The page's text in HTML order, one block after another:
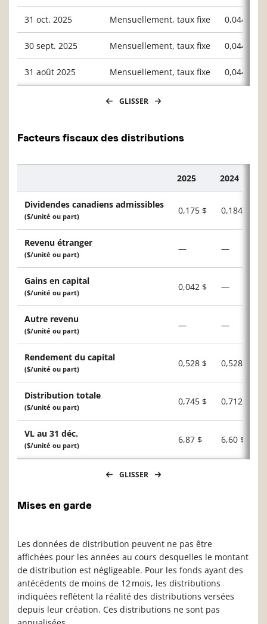
31 oct. 2025 Mensuellement, taux fixe 0,04400
30 sept. 2025 Mensuellement, taux fixe 0,04400
31 août 2025 Mensuellement, taux fixe 0,04400
GLISSER
Facteurs fiscaux des distributions
2025 2024
Dividendes canadiens admissibles
($/unité ou part)
0,175 $ 0,184 $
Revenu étranger
($/unité ou part)
— —
Gains en capital
($/unité ou part)
0,042 $ —
Autre revenu
($/unité ou part)
— —
Rendement du capital
($/unité ou part)
0,528 $ 0,528 $
Distribution totale
($/unité ou part)
0,745 $ 0,712 $
VL au 31 déc.
($/unité ou part)
6,87 $ 6,60 $
GLISSER
Mises en garde
Les données de distribution peuvent ne pas être
affichées pour les années au cours desquelles le montant
de distribution est négligeable. Pour les fonds ayant des
antécédents de moins de 12 mois, les distributions
indiquées reflètent la réalité des distributions versées
depuis leur création. Ces distributions ne sont pas